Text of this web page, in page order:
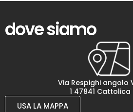
dove siamo
Via Respighi angolo
1 47841 Cattolica
USA LA MAPPA